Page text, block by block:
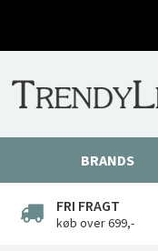
BRANDS
FRI FRAGT
køb over 699,-